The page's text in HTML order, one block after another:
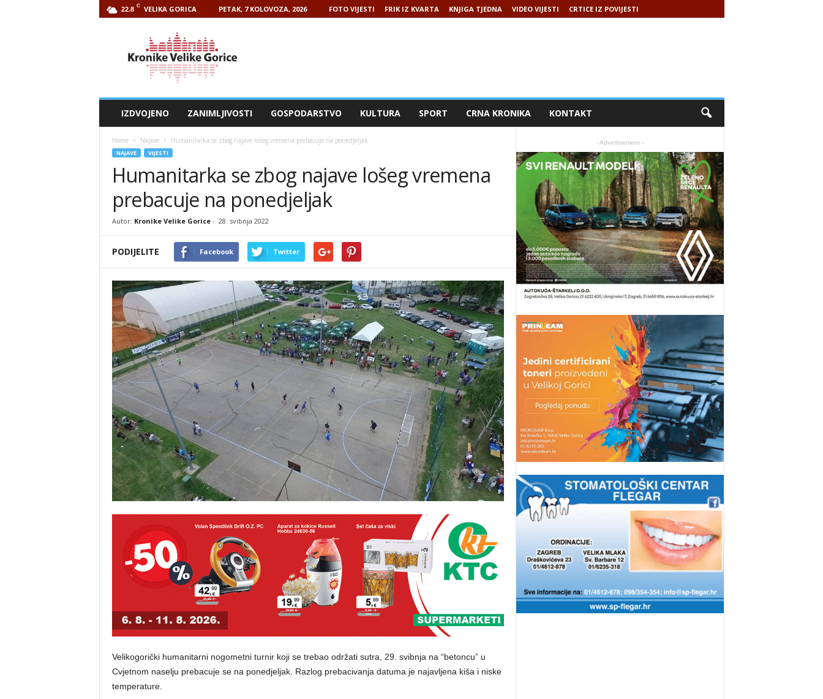
22.8 C VELIKA GORICA PETAK, 7 KOLOVOZA, 2026 FOTO VIJESTI FRIK IZ KVARTA KNJIGA TJEDNA VIDEO VIJESTI CRTICE IZ POVIJESTI
IZDVOJENO ZANIMLJIVOSTI GOSPODARSTVO KULTURA SPORT CRNA KRONIKA KONTAKT
Home Najave Humanitarka se zbog najave lošeg vremena prebacuje na ponedjeljak
NAJAVE VIJESTI
Humanitarka se zbog najave lošeg vremena
prebacuje na ponedjeljak
Autor: Kronike Velike Gorice- 28. svibnja 2022
PODIJELITE Facebook Twitter
Velikogorički humanitarni nogometni turnir koji se trebao održati sutra, 29. svibnja na “betoncu” u
Cvjetnom naselju prebacuje se na ponedjeljak. Razlog prebacivanja datuma je najavljena kiša i niske
temperature.
- Advertisement -